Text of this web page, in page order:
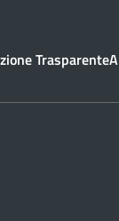
Trasparente